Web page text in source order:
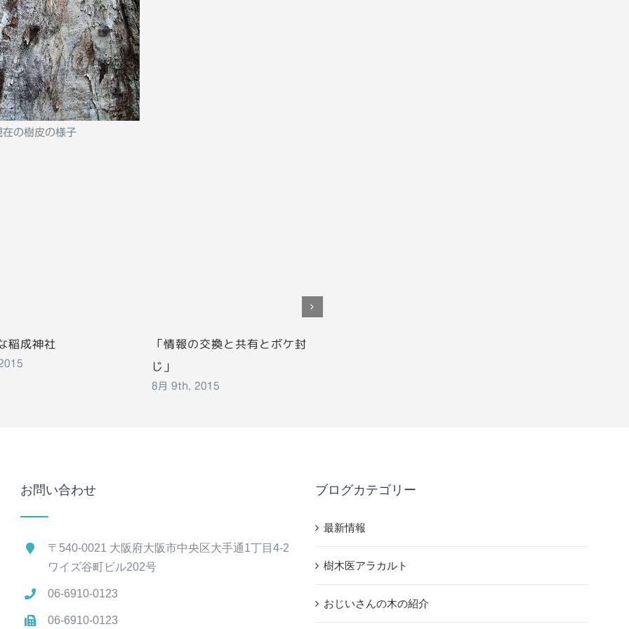
在の樹皮の様子
稲成神社
「情報の交換と共有とボケ封
じ」
8月 9th, 2015
お問い合わせ
〒540-0021 大阪府大阪市中央区大手通1丁目4-2
ワイズ谷町ビル202号
06-6910-0123
06-6910-0123
ブログカテゴリー
最新情報
樹木医アラカルト
おじいさんの木の紹介